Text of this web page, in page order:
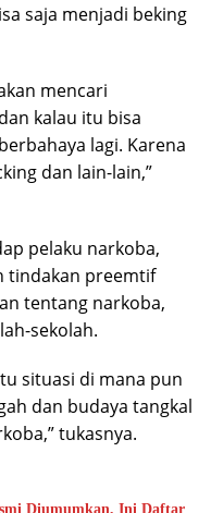
saja menjadi beking
mencari
kalau itu bisa
lagi. Karena
dan lain-lain,”
pelaku narkoba,
tindakan preemtif
tentang narkoba,
sekolah.
situasi di mana pun
dan budaya tangkal
tukasnya.
Diumumkan, Ini Daftar